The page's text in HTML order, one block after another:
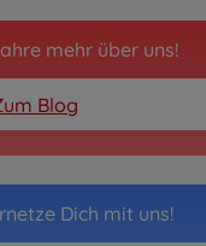
mehr über uns!
Blog
Dich mit uns!